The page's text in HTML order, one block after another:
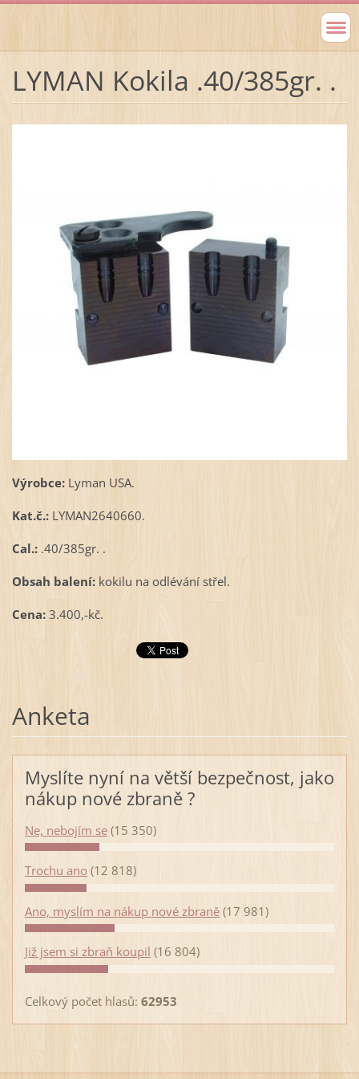
LYMAN Kokila .40/385gr. .
Výrobce:Lyman USA.
Kat.č.: LYMAN2640660.
Cal.:.40/385gr. .
Obsah balení:kokilu na odlévání střel.
Cena:3.400,-kč.
Anketa
Myslíte nyní na větší bezpečnost, jako
nákup nové zbraně ?
Ne, nebojím se (15 350)
Trochu ano (12 818)
Ano, myslím na nákup nové zbraně (17 981)
Již jsem si zbraň koupil (16 804)
Celkový počet hlasů: 62953